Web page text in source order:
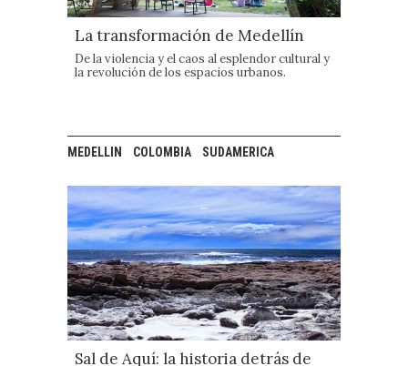
La transformación de Medellín
De la violencia y el caos al esplendor cultural y
la revolución de los espacios urbanos.
MEDELLIN COLOMBIA SUDAMERICA
Sal de Aquí: la historia detrás de